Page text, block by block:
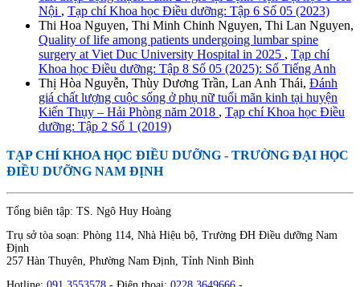
Nội , Tạp chí Khoa học Điều dưỡng: Tập 6 Số 05 (2023)
Thi Hoa Nguyen, Thi Minh Chinh Nguyen, Thi Lan Nguyen,
Quality of life among patients undergoing lumbar spine
surgery at Viet Duc University Hospital in 2025 , Tạp chí
Khoa học Điều dưỡng: Tập 8 Số 05 (2025): Số Tiếng Anh
Thị Hòa Nguyễn, Thùy Dương Trần, Lan Anh Thái, Đánh
giá chất lượng cuộc sống ở phụ nữ tuổi mãn kinh tại huyện
Kiến Thụy – Hải Phòng năm 2018 , Tạp chí Khoa học Điều
dưỡng: Tập 2 Số 1 (2019)
TẠP CHÍ KHOA HỌC ĐIỀU DƯỠNG - TRƯỜNG ĐẠI HỌC
ĐIỀU DƯỠNG NAM ĐỊNH
Tổng biên tập: TS. Ngô Huy Hoàng
Trụ sở tòa soạn: Phòng 114, Nhà Hiệu bộ, Trường ĐH Điều dưỡng Nam
Định
257 Hàn Thuyên, Phường Nam Định, Tỉnh Ninh Bình